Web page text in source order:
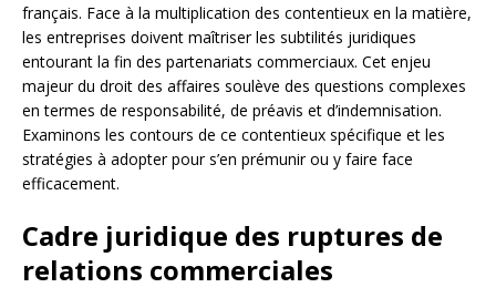
français. Face à la multiplication des contentieux en la matière,
les entreprises doivent maîtriser les subtilités juridiques
entourant la fin des partenariats commerciaux. Cet enjeu
majeur du droit des affaires soulève des questions complexes
en termes de responsabilité, de préavis et d’indemnisation.
Examinons les contours de ce contentieux spécifique et les
stratégies à adopter pour s’en prémunir ou y faire face
efficacement.
Cadre juridique des ruptures de
relations commerciales